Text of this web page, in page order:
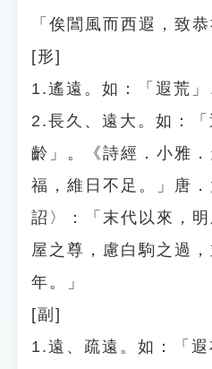
「俟閶風而西遐，致
[形]
1.遙遠。如：「遐荒」
2.長久、遠大。如：
齡」。《詩經．小雅
福，維日不足。」唐
詔〉：「末代以來，
屋之尊，慮白駒之過
年。」
[副]
1.遠、疏遠。如：「遐